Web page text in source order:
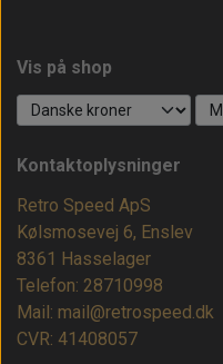
Vis på shop
Kontaktoplysninger
Retro Speed ApS
Kølsmosevej 6, Enslev
8361 Hasselager
Telefon: 28710998
Mail: mail@retrospeed.dk
CVR: 41408057